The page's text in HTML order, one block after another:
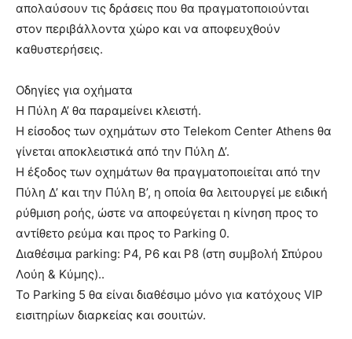
απολαύσουν τις δράσεις που θα πραγματοποιούνται
στον περιβάλλοντα χώρο και να αποφευχθούν
καθυστερήσεις.
Οδηγίες για οχήματα
Η Πύλη Α’ θα παραμείνει κλειστή.
Η είσοδος των οχημάτων στο Telekom Center Athens θα
γίνεται αποκλειστικά από την Πύλη Δ’.
Η έξοδος των οχημάτων θα πραγματοποιείται από την
Πύλη Δ’ και την Πύλη Β’, η οποία θα λειτουργεί με ειδική
ρύθμιση ροής, ώστε να αποφεύγεται η κίνηση προς το
αντίθετο ρεύμα και προς το Parking 0.
Διαθέσιμα parking: P4, P6 και P8 (στη συμβολή Σπύρου
Λούη & Κύμης)..
Το Parking 5 θα είναι διαθέσιμο μόνο για κατόχους VIP
εισιτηρίων διαρκείας και σουιτών.